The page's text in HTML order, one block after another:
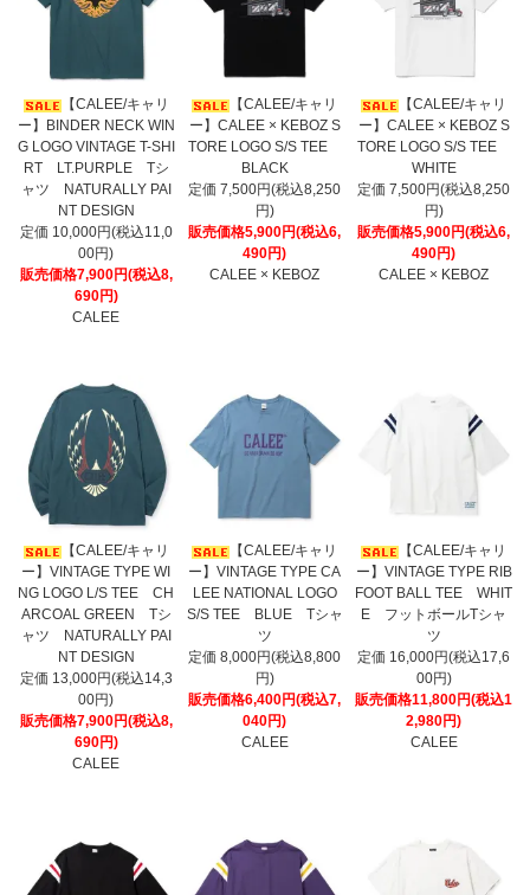
【CALEE/キャリ
ー】BINDER NECK WIN
G LOGO VINTAGE T-SHI
RT LT.PURPLE Tシ
ャツ NATURALLY PAI
NT DESIGN
定価 10,000円(税込11,0
00円)
販売価格7,900円(税込8,
690円)
CALEE
【CALEE/キャリ
ー】CALEE × KEBOZ S
TORE LOGO S/S TEE
BLACK
定価 7,500円(税込8,250
円)
販売価格5,900円(税込6,
490円)
CALEE × KEBOZ
【CALEE/キャリ
ー】CALEE × KEBOZ S
TORE LOGO S/S TEE
WHITE
定価 7,500円(税込8,250
円)
販売価格5,900円(税込6,
490円)
CALEE × KEBOZ
【CALEE/キャリ
ー】VINTAGE TYPE WI
NG LOGO L/S TEE CH
ARCOAL GREEN Tシ
ャツ NATURALLY PAI
NT DESIGN
定価 13,000円(税込14,3
00円)
販売価格7,900円(税込8,
690円)
CALEE
【CALEE/キャリ
ー】VINTAGE TYPE CA
LEE NATIONAL LOGO
S/S TEE BLUE Tシャ
ツ
定価 8,000円(税込8,800
円)
販売価格6,400円(税込7,
040円)
CALEE
【CALEE/キャリ
ー】VINTAGE TYPE RIB
FOOT BALL TEE WHIT
E フットボールTシャ
ツ
定価 16,000円(税込17,6
00円)
販売価格11,800円(税込1
2,980円)
CALEE